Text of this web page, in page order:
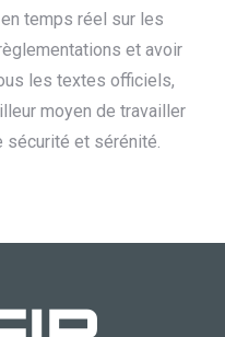
temps réel sur les
et avoir
les textes officiels,
moyen de travailler
sécurité et sérénité.